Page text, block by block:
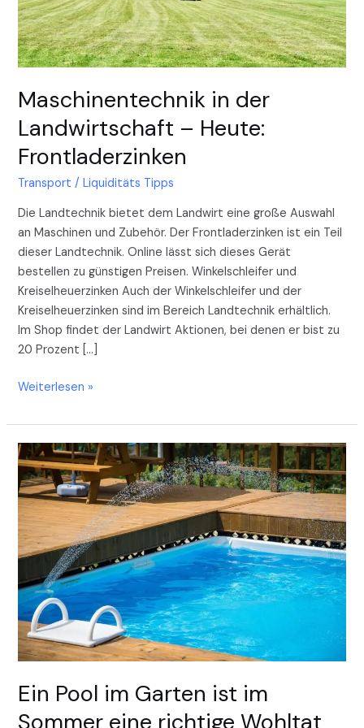
Maschinentechnik in der
Landwirtschaft – Heute:
Frontladerzinken
Transport /Liquiditäts Tipps
Die Landtechnik bietet dem Landwirt eine große Auswahl
an Maschinen und Zubehör. Der Frontladerzinken ist ein Teil
dieser Landtechnik. Online lässt sich dieses Gerät
bestellen zu günstigen Preisen. Winkelschleifer und
Kreiselheuerzinken Auch der Winkelschleifer und der
Kreiselheuerzinken sind im Bereich Landtechnik erhältlich.
Im Shop findet der Landwirt Aktionen, bei denen er bist zu
20 Prozent […]
Weiterlesen »
Ein Pool im Garten ist im
Sommer eine richtige Wohltat
Ein
Pool
im
Garten
ist
im
Sommer
eine
richtige
Wohltat